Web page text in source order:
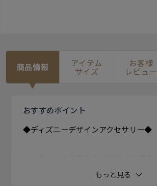
商品情報 アイテム
サイズ
お客様
レビュー
おすすめポイント
◆ディズニーデザインアクセサリー◆
もっと見る